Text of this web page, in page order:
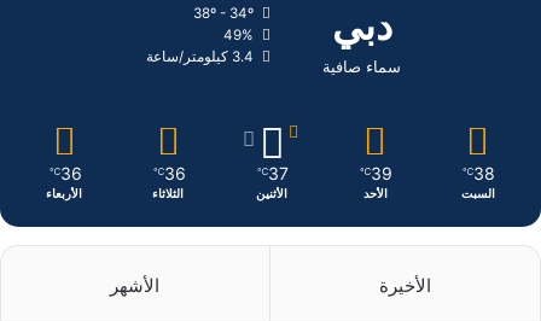
ن
دبي
سماء صافية
49%
3.4 كيلومتر/ساعة
38
℃
السبت
39
℃
الأحد
37
℃
الأثنين
36
℃
الثلاثاء
36
℃
الأربعاء
الأخيرة الأشهر